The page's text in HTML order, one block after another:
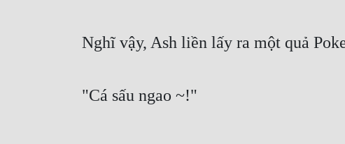
Nghĩ vậy, Ash liền lấy ra một quả
"Cá sấu ngao ~!"